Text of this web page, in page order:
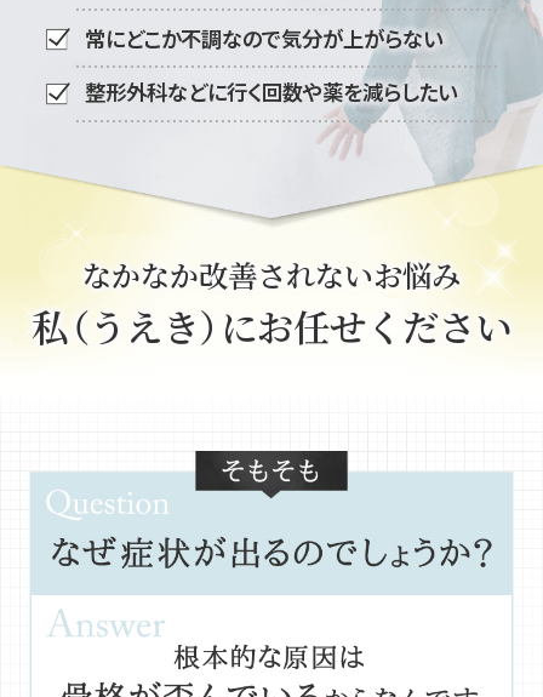
常にどこか不調なので気分が上がらない
整形外科などに行く回数や薬を減らしたい
なかなか改善されないお悩み
私（うえき） にお任せください